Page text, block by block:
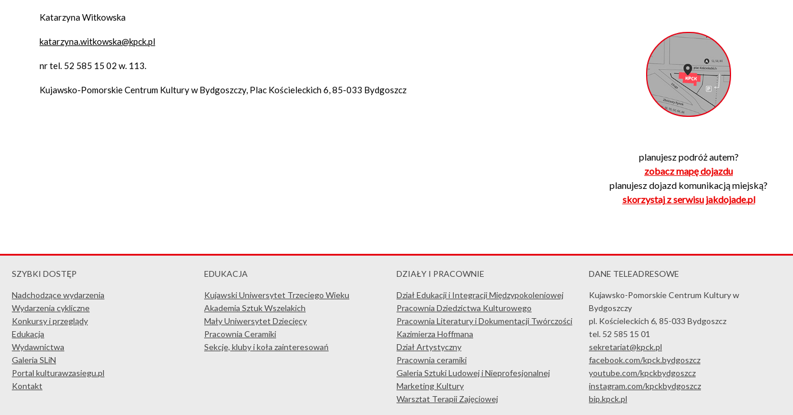
Katarzyna Witkowska
katarzyna.witkowska@kpck.pl
nr tel. 52 585 15 02 w. 113.
Kujawsko-Pomorskie Centrum Kultury w Bydgoszczy, Plac Kościeleckich 6, 85-033 Bydgoszcz
planujesz podróż autem?
zobacz mapę dojazdu
planujesz dojazd komunikacją miejską?
skorzystaj z serwisu jakdojade.pl
SZYBKI DOSTĘP
Nadchodzące wydarzenia
Wydarzenia cykliczne
Konkursy i przeglądy
Edukacja
Wydawnictwa
Galeria SLiN
Portal kulturawzasiegu.pl
Kontakt
EDUKACJA
Kujawski Uniwersytet Trzeciego Wieku
Akademia Sztuk Wszelakich
Mały Uniwersytet Dziecięcy
Pracownia Ceramiki
Sekcje, kluby i koła zainteresowań
DZIAŁY I PRACOWNIE
Dział Edukacji i Integracji Międzypokoleniowej
Pracownia Dziedzictwa Kulturowego
Pracownia Literatury i Dokumentacji Twórczości
Kazimierza Hoffmana
Dział Artystyczny
Pracownia ceramiki
Galeria Sztuki Ludowej i Nieprofesjonalnej
Marketing Kultury
Warsztat Terapii Zajęciowej
DANE TELEADRESOWE
Kujawsko-Pomorskie Centrum Kultury w
Bydgoszczy
pl. Kościeleckich 6, 85-033 Bydgoszcz
tel. 52 585 15 01
sekretariat@kpck.pl
facebook.com/kpck.bydgoszcz
youtube.com/kpckbydgoszcz
instagram.com/kpckbydgoszcz
bip.kpck.pl